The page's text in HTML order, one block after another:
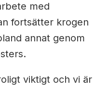
med
fortsätter krogen
annat genom
viktigt och vi är